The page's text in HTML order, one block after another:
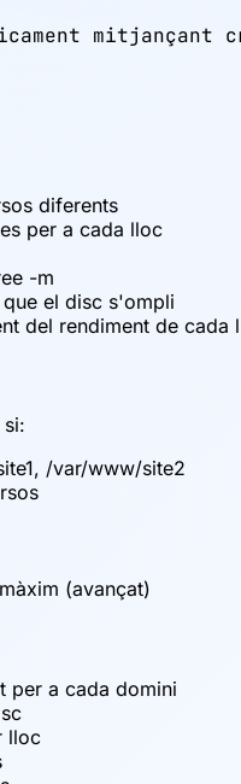
mitjançant
diferents
per a cada lloc
-m
el disc s'ompli
del rendiment de cada
/var/www/site2
(avançat)
per a cada domini
lloc